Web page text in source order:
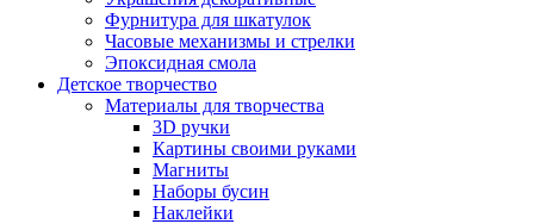
Фурнитура для шкатулок
Часовые механизмы и стрелки
Эпоксидная смола
Детское творчество
Материалы для творчества
3D ручки
Картины своими руками
Магниты
Наборы бусин
Наклейки